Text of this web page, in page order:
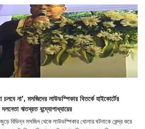
চলবে না’, মসজিদের লাউডস্পিকার বিতর্কে হাইকোর্টের
ঋতব্রত বন্দ্যোপাধ্যায়ের
বিভিন্ন মসজিদ থেকে লাউডস্পিকার খোলার ঘটনাকে কেন্দ্র করে